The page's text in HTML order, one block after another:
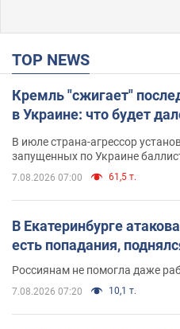
TOP NEWS
Кремль "сжигает"
в Украине: что будет
В июле страна-агрессор
запущенных по Украине
7.08.2026 07:00 61,5 т.
В Екатеринбурге
есть попадания,
Россиянам не помогла даже
7.08.2026 07:20 10,1 т.